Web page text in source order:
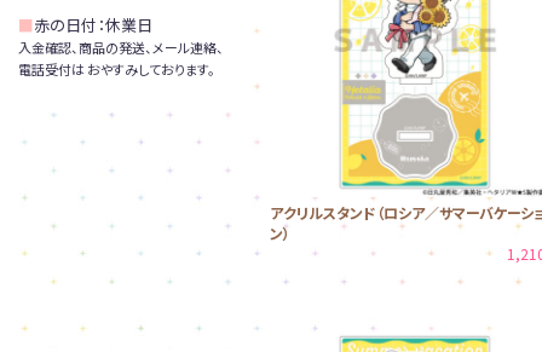
アクリルスタンド（ロシア／サマーバケーシ
ン）
■赤の日付：休業日
入金確認、商品の発送、メール連絡、
電話受付は おやすみしております。